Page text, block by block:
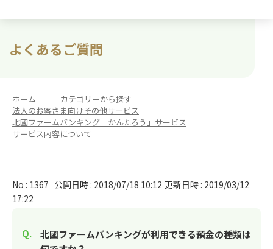
よくあるご質問
ホーム カテゴリーから探す
法人のお客さま向けその他サービス
北國ファームバンキング「かんたろう」サービス
サービス内容について
No : 1367 公開日時 : 2018/07/18 10:12 更新日時 : 2019/03/12
17:22
北國ファームバンキングが利用できる預金の種類は